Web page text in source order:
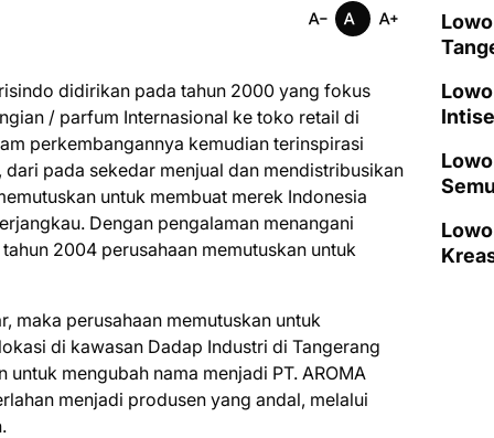
didirikan pada tahun 2000 yang fokus
/ parfum Internasional ke toko retail di
perkembangannya kemudian terinspirasi
pada sekedar menjual dan mendistribusikan
untuk membuat merek Indonesia
Dengan pengalaman menangani
2004 perusahaan memutuskan untuk
maka perusahaan memutuskan untuk
di kawasan Dadap Industri di Tangerang
mengubah nama menjadi PT. AROMA
menjadi produsen yang andal, melalui